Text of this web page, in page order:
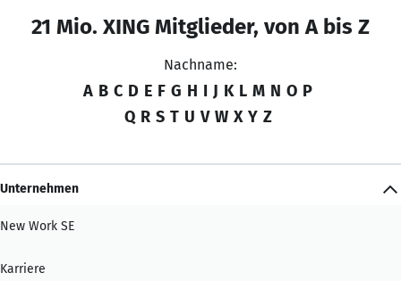
21 Mio. XING Mitglieder, von A bis Z
Nachname:
A B C D E F G H I J K L M N O P
Q R S T U V W X Y Z
Unternehmen
New Work SE
Karriere